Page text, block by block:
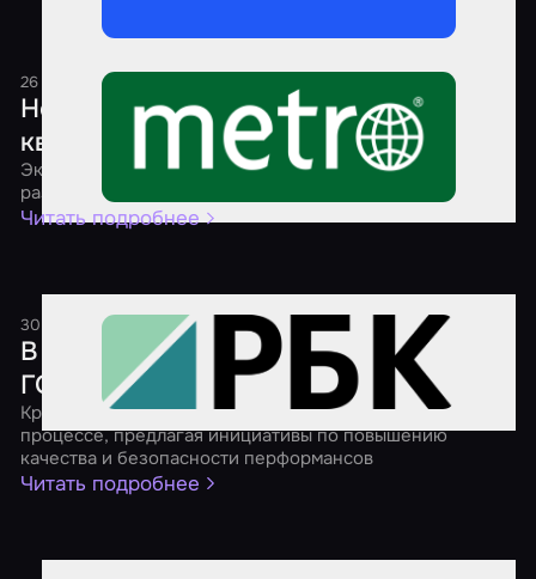
26 июля 2025
Новые стандарты безопасности для
квестов
Эксперты рассказали, как ГОСТы могут повлиять на
развитие индустрии
Читать подробнее
30 апреля 2025 1 минута
В России продолжают разрабатывать
ГОСТ для взрослых квестов
Крупнейшие игроки рынка активно участвуют в этом
процессе, предлагая инициативы по повышению
качества и безопасности перформансов
Читать подробнее